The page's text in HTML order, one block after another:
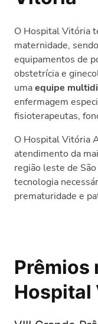
O Hospital Vitória
maternidade,
equipamentos de
obstetrícia e
umaequipe
enfermagem
fisioterapeutas,
O Hospital Vitória
atendimento da
região leste de
tecnologia
prematuridade e
Prêmios
Hospital